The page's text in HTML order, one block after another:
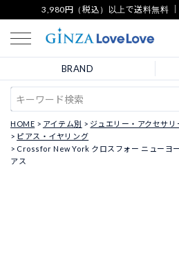
3,980円（税込）以上で送料無料
BRAND
HOME アイテム別 ジュエリー・アクセサリ
ピアス・イヤリング
Crossfor New York クロスフォー ニューヨ
アス